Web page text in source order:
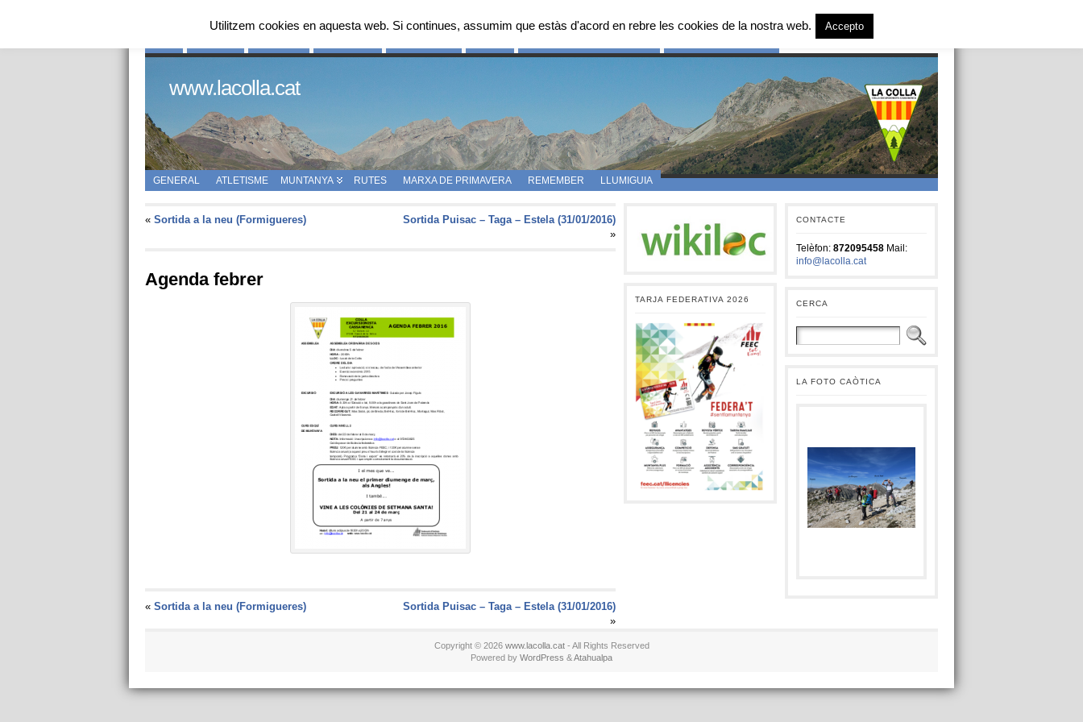
www.lacolla.cat
GENERAL ATLETISME MUNTANYA RUTES MARXA DE PRIMAVERA REMEMBER LLUMIGUIA
« Sortida a la neu (Formigueres)
Sortida Puisac – Taga – Estela (31/01/2016)
»
Agenda febrer
« Sortida a la neu (Formigueres)
Sortida Puisac – Taga – Estela (31/01/2016)
»
TARJA FEDERATIVA 2026
CONTACTE
Telèfon: 872095458 Mail:
info@lacolla.cat
CERCA
LA FOTO CAÒTICA
Copyright © 2026 www.lacolla.cat- All Rights Reserved
Powered by WordPress &Atahualpa
Utilitzem cookies en aquesta web. Si continues, assumim que estàs d'acord en rebre les cookies de la nostra web. Accepto